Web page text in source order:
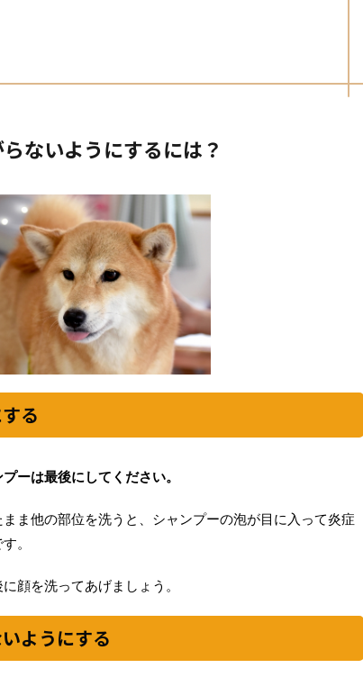
ないようにするには？
る
ーは最後にしてください。
ま他の部位を洗うと、シャンプーの泡が目に入って炎症
。
顔を洗ってあげましょう。
ようにする